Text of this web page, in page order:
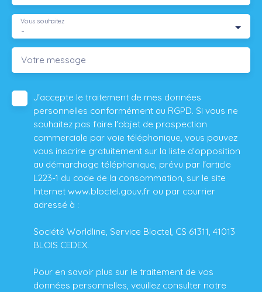
-
Vous souhaitez
Votre message
J'accepte le traitement de mes données
personnelles conformément au RGPD. Si vous ne
souhaitez pas faire l'objet de prospection
commerciale par voie téléphonique, vous pouvez
vous inscrire gratuitement sur la liste d'opposition
au démarchage téléphonique, prévu par l'article
L223-1 du code de la consommation, sur le site
Internet www.bloctel.gouv.fr ou par courrier
adressé à :
Société Worldline, Service Bloctel, CS 61311, 41013
BLOIS CEDEX.
Pour en savoir plus sur le traitement de vos
données personnelles, veuillez consulter notre